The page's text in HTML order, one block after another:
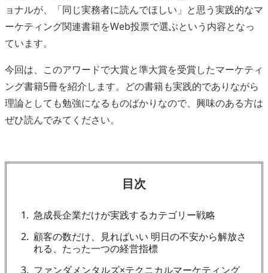
ョナルが、「同じ実務者に読んでほしい」と思う実践的なマ
ーケティング関連書籍をWeb投票で選ぶという内容となっ
ています。
今回は、このアワードで大賞と準大賞を受賞したマーケティ
ング書籍5冊を紹介します。どの書籍も実践的でありながら
理論としても勉強になるものばかりなので、興味のある方は
ぜひ読んでみてください。
目次
1
急成長企業だけが実践するカテゴリー戦略
2 顧客の数だけ、見ればいい 明日の不安から解放さ
れる、たった一つの経営指標
3 ファンダメンタルズ×テクニカルマーケティング